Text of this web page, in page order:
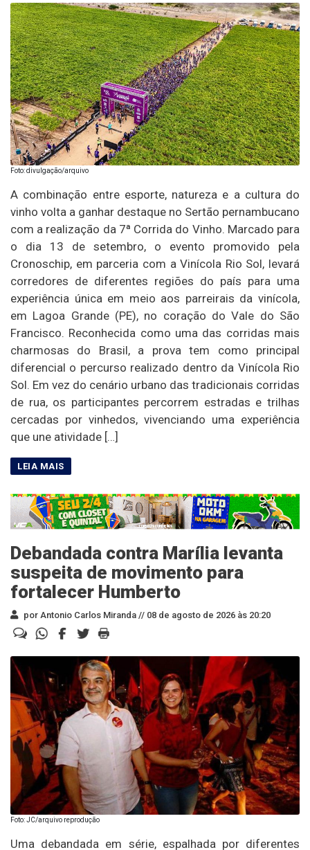
Foto: divulgação/arquivo
A combinação entre esporte, natureza e a cultura do
vinho volta a ganhar destaque no Sertão pernambucano
com a realização da 7ª Corrida do Vinho. Marcado para
o dia 13 de setembro, o evento promovido pela
Cronoschip, em parceria com a Vinícola Rio Sol, levará
corredores de diferentes regiões do país para uma
experiência única em meio aos parreirais da vinícola,
em Lagoa Grande (PE), no coração do Vale do São
Francisco. Reconhecida como uma das corridas mais
charmosas do Brasil, a prova tem como principal
diferencial o percurso realizado dentro da Vinícola Rio
Sol. Em vez do cenário urbano das tradicionais corridas
de rua, os participantes percorrem estradas e trilhas
cercadas por vinhedos, vivenciando uma experiência
que une atividade […]
Debandada contra Marília levanta
suspeita de movimento para
fortalecer Humberto
por Antonio Carlos Miranda // 08 de agosto de 2026 às 20:20
Foto: JC/arquivo reprodução
Uma debandada em série, espalhada por diferentes